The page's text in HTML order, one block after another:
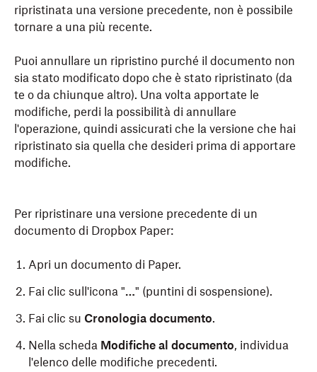
ripristinata una versione precedente, non è possibile
tornare a una più recente.
Puoi annullare un ripristino purché il documento non
sia stato modificato dopo che è stato ripristinato (da
te o da chiunque altro). Una volta apportate le
modifiche, perdi la possibilità di annullare
l'operazione, quindi assicurati che la versione che hai
ripristinato sia quella che desideri prima di apportare
modifiche.
Per ripristinare una versione precedente di un
documento di Dropbox Paper:
Apri un documento di Paper.
Fai clic sull'icona "…" (puntini di sospensione).
Fai clic su Cronologia documento.
Nella scheda Modifiche al documento, individua
l'elenco delle modifiche precedenti.